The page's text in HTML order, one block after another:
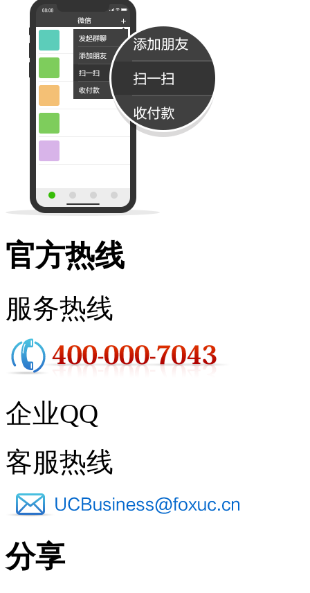
官方热线
服务热线
企业QQ
客服热线
分享